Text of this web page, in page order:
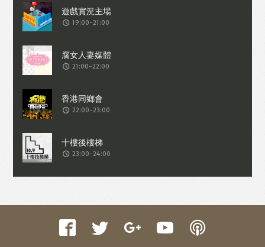
問答、爭執或與帳戶相關的物品或內
容）。 19:00-21:00
21:00-22:00
22:00-23:00
23:00-24:00